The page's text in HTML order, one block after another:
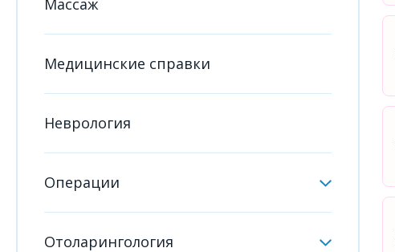
Массаж
Медицинские справки
Неврология
Операции
Отоларингология